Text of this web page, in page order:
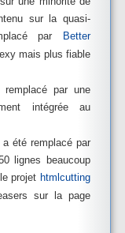
sur la quasi-
par
Better
mais plus fiable
par une
intégrée au
été remplacé par
lignes beaucoup
projet htmlcutting
sur la page